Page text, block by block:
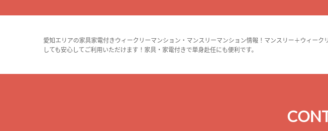
愛知エリアの家具家電付きウィークリーマンション・マンスリーマンション情報！マンスリー＋ウィー
しても安心してご利用いただけます！家具・家電付きで単身赴任にも便利です。